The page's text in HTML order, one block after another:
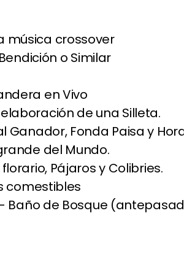
música crossover
o Similar
en Vivo
de una Silleta.
Ganador, Fonda Paisa y
del Mundo.
Pájaros y Colibries.
comestibles
Baño de Bosque